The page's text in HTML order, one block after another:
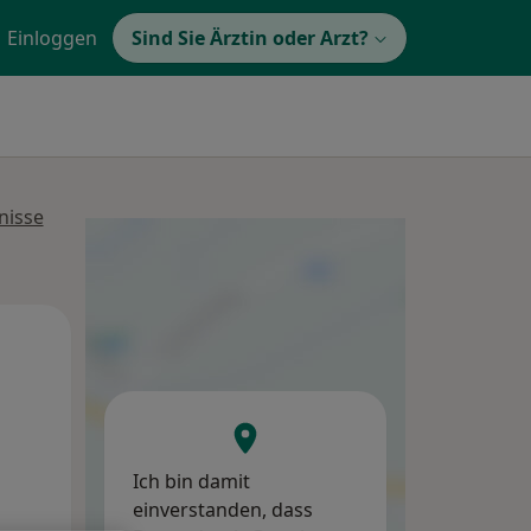
Einloggen Sind Sie Ärztin oder Arzt?
Ich bin damit
einverstanden, dass